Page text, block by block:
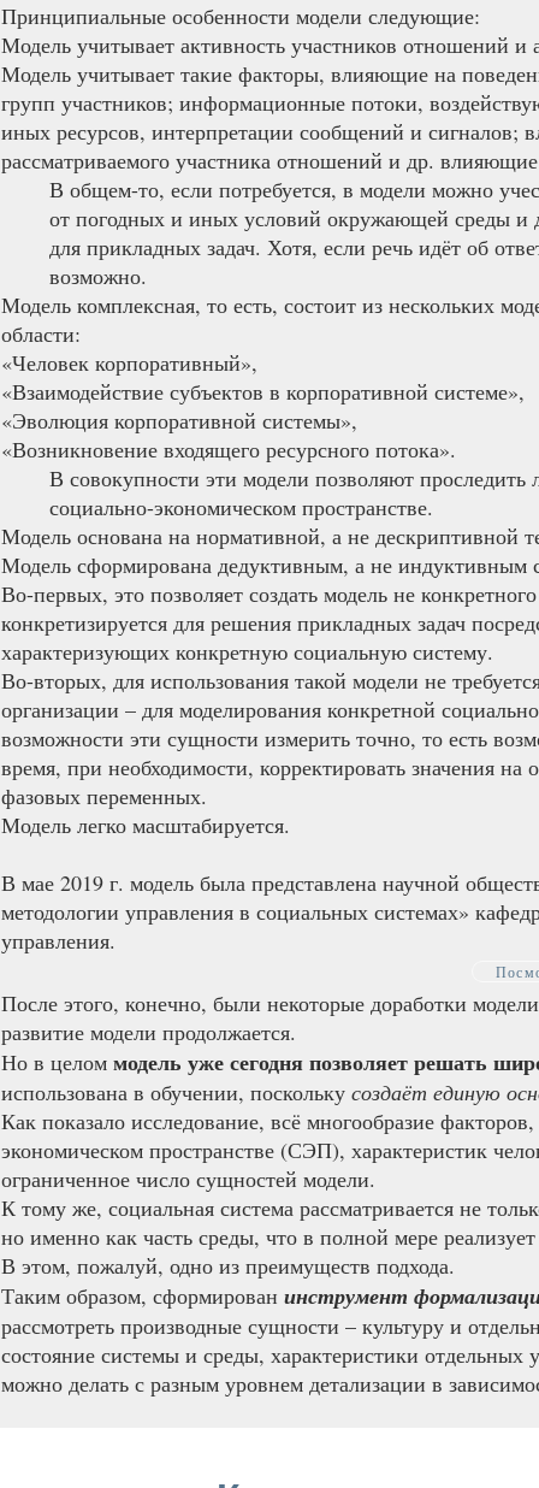
Принципиальные особенности модели следующие:
Модель учитывает активность участников отношений
Модель учитывает такие факторы, влияющие на
групп участников; информационные потоки,
иных ресурсов, интерпретации сообщений и
рассматриваемого участника отношений и др.
​В общем-то, если потребуется, в модели можно
от погодных и иных условий окружающей среды и
для прикладных задач. Хотя, если речь идёт об
возможно.
Модель комплексная, то есть, состоит из нескольких
области:
«Человек корпоративный»,
«Взаимодействие субъектов в корпоративной системе»,
«Эволюция корпоративной системы»,
«Возникновение входящего ресурсного потока».
В совокупности эти модели позволяют
социально-экономическом пространстве.
Модель основана на нормативной, а не дескриптивной
Модель сформирована дедуктивным, а не индуктивным
Во-первых, это позволяет создать модель не
конкретизируется для решения прикладных задач
характеризующих конкретную социальную систему.​
Во-вторых, для использования такой модели не
организации – для моделирования конкретной
возможности эти сущности измерить точно, то есть
время, при необходимости, корректировать значения на
фазовых переменных.
Модель легко масштабируется.​
В мае 2019 г. модель была представлена научной
методологии управления в социальных системах»
управления.
После этого, конечно, были некоторые доработки
развитие модели продолжается.
Но в целом модель уже сегодня позволяет решать
использована в обучении, поскольку создаёт единую
Как показало исследование, всё многообразие
экономическом пространстве (СЭП), характеристик
ограниченное число сущностей модели.
К тому же, социальная система рассматривается не
но именно как часть среды, что в полной мере
В этом, пожалуй, одно из преимуществ подхода.
Таким образом, сформирован инструмент
рассмотреть производные сущности – культуру и
состояние системы и среды, характеристики
можно делать с разным уровнем детализации в